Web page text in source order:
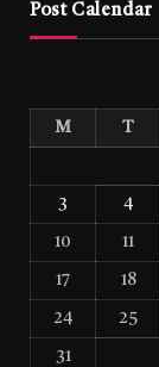
Post Calendar
M T
3 4
10 11
17 18
24 25
31